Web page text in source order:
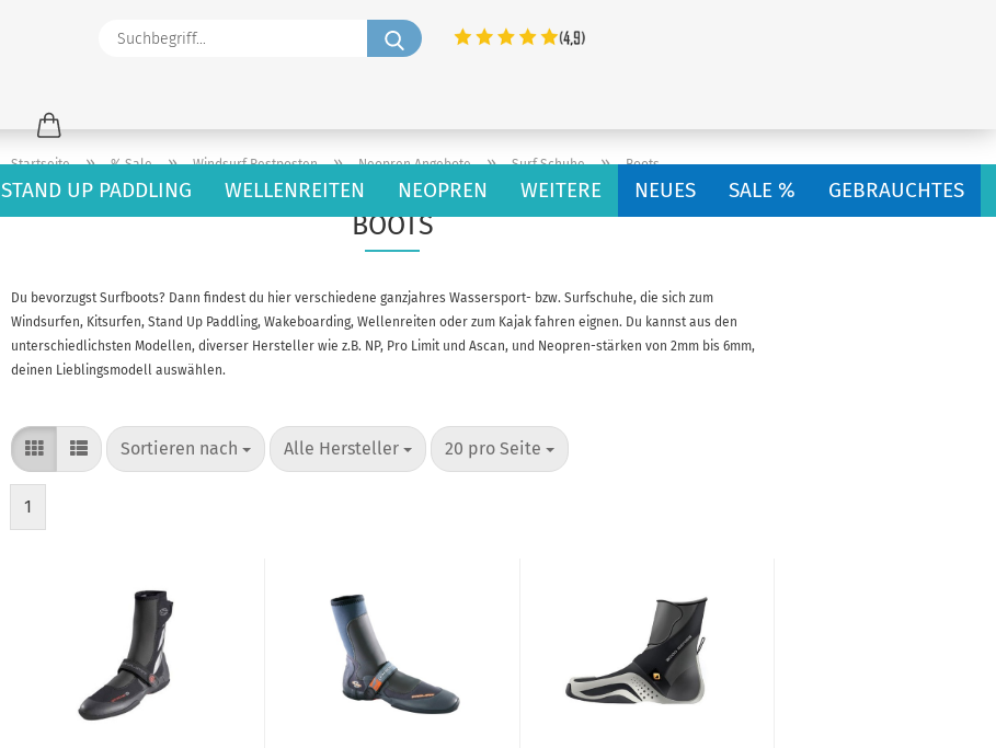
Suchbegriff...
STAND UP PADDLING WELLENREITEN NEOPREN NEUES SALE % GEBRAUCHTES
WEITERE
Startseite » % Sale » Windsurf Restposten » Neopren Angebote » Surf Schuhe » Boots
BOOTS
Du bevorzugst Surfboots? Dann findest du hier verschiedene ganzjahres Wassersport- bzw. Surfschuhe, die sich zum
Windsurfen, Kitsurfen, Stand Up Paddling, Wakeboarding, Wellenreiten oder zum Kajak fahren eignen. Du kannst aus den
unterschiedlichsten Modellen, diverser Hersteller wie z.B. NP, Pro Limit und Ascan, und Neopren-stärken von 2mm bis 6mm,
deinen Lieblingsmodell auswählen.
Sortieren nach
Sortieren nach Alle Hersteller
pro Seite 20 pro Seite
pro Seite
1